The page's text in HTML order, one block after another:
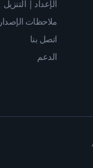
الإعداد | التنزيل
ملاحظات الإصدار
اتصل بنا
الدعم